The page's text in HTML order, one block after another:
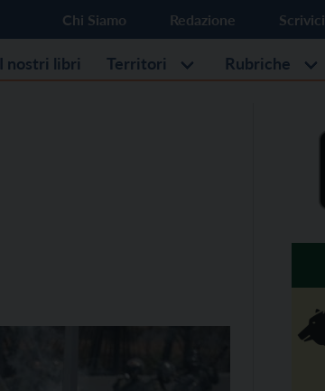
Chi Siamo Redazione Scrivici
I nostri libri Territori Rubriche